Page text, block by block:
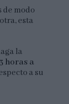
de modo
esta
la
horas a
a su